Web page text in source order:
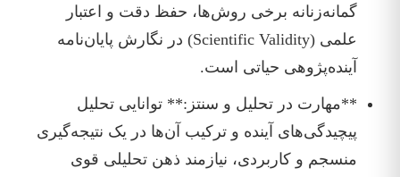
گمانه‌زنانه برخی روش‌ها، حفظ دقت و اعتبار
علمی (Scientific Validity) در نگارش پایان‌نامه
آینده‌پژوهی حیاتی است.
**مهارت در تحلیل و سنتز:** توانایی تحلیل
پیچیدگی‌های آینده و ترکیب آن‌ها در یک نتیجه‌گیری
منسجم و کاربردی، نیازمند ذهن تحلیلی قوی